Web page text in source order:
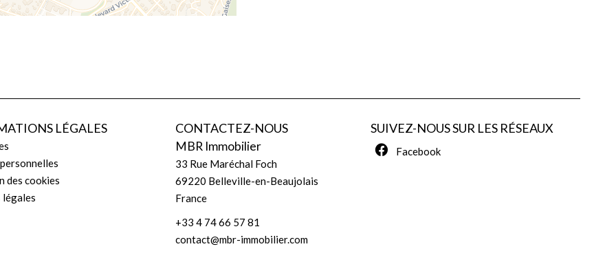
LÉGALES
des cookies
CONTACTEZ-NOUS
MBR Immobilier
33 Rue Maréchal Foch
69220 Belleville-en-Beaujolais
France
+33 4 74 66 57 81
contact@mbr-immobilier.com
SUIVEZ-NOUS SUR LES RÉSEAUX
Facebook